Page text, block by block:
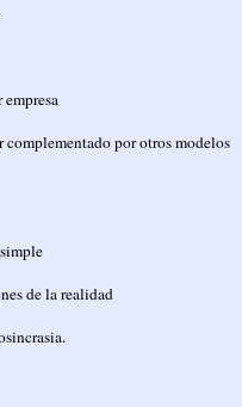
complementado por otros modelos
de la realidad